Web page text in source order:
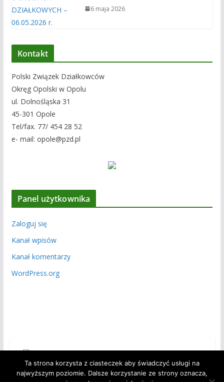
6 maja 2026
Kontakt
Polski Związek Działkowców
Okręg Opolski w Opolu
ul. Dolnośląska 31
45-301 Opole
Tel/fax. 77/ 454 28 52
e- mail: opole@pzd.pl
Panel użytkownika
Zaloguj się
Kanał wpisów
Kanał komentarzy
WordPress.org
Ta strona korzysta z ciasteczek aby świadczyć usługi na
najwyższym poziomie. Dalsze korzystanie ze strony oznacza,